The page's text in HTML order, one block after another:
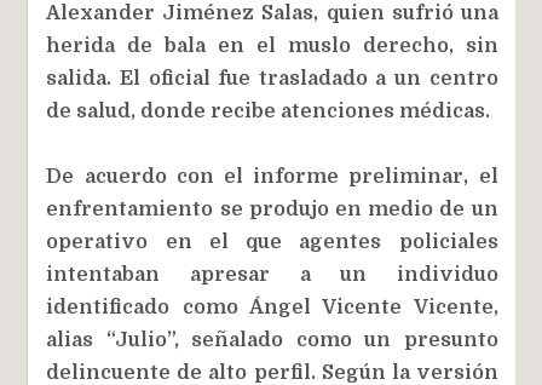
Alexander Jiménez Salas, quien sufrió una
herida de bala en el muslo derecho, sin
salida. El oficial fue trasladado a un centro
de salud, donde recibe atenciones médicas.
De acuerdo con el informe preliminar, el
enfrentamiento se produjo en medio de un
operativo en el que agentes policiales
intentaban apresar a un individuo
identificado como Ángel Vicente Vicente,
alias “Julio”, señalado como un presunto
delincuente de alto perfil. Según la versión